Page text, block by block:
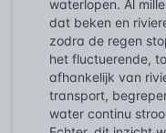
waterlopen. Al
dat beken en
zodra de regen
het fluctuerende,
afhankelijk van
transport,
water continu